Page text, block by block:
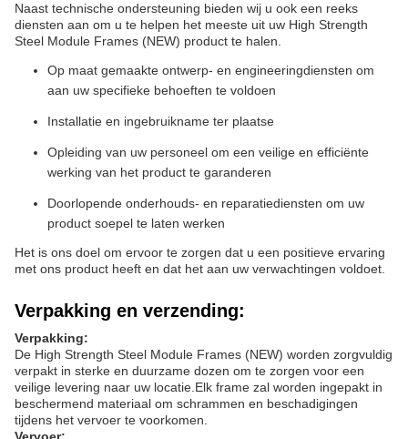
Naast technische ondersteuning bieden wij u ook een reeks
diensten aan om u te helpen het meeste uit uw High Strength
Steel Module Frames (NEW) product te halen.
Op maat gemaakte ontwerp- en engineeringdiensten om
aan uw specifieke behoeften te voldoen
Installatie en ingebruikname ter plaatse
Opleiding van uw personeel om een veilige en efficiënte
werking van het product te garanderen
Doorlopende onderhouds- en reparatiediensten om uw
product soepel te laten werken
Het is ons doel om ervoor te zorgen dat u een positieve ervaring
met ons product heeft en dat het aan uw verwachtingen voldoet.
Verpakking en verzending:
Verpakking:
De High Strength Steel Module Frames (NEW) worden zorgvuldig
verpakt in sterke en duurzame dozen om te zorgen voor een
veilige levering naar uw locatie.Elk frame zal worden ingepakt in
beschermend materiaal om schrammen en beschadigingen
tijdens het vervoer te voorkomen.